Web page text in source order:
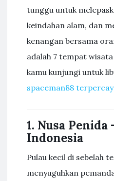
tunggu untuk
keindahan alam, dan
kenangan bersama
adalah 7 tempat
kamu kunjungi untuk
spaceman88
1. Nusa Penida
Indonesia
Pulau kecil di sebelah
menyuguhkan